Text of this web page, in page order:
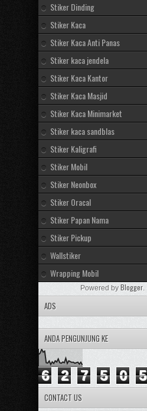
Stiker Dinding
Stiker Kaca
Stiker Kaca Anti Panas
Stiker kaca jendela
Stiker Kaca Kantor
Stiker Kaca Masjid
Stiker Kaca Minimarket
Stiker kaca sandblas
Stiker Kaligrafi
Stiker Mobil
Stiker Neonbox
Stiker Oracal
Stiker Papan Nama
Stiker Pickup
Wallstiker
Wrapping Mobil
Powered by Blogger.
ADS
ANDA PENGUNJUNG KE
6 2 7 5 0 5
CONTACT US